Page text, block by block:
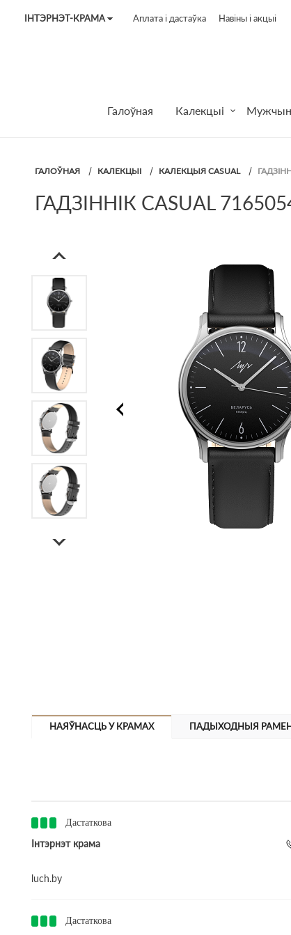
ІНТЭРНЭТ-КРАМА
Аплата і дастаўка Навіны і акцыі
Галоўная Калекцыі
ГАЛОЎНАЯ КАЛЕКЦЫІ КАЛЕКЦЫЯ CASUAL
ГАДЗІННІК CASUAL
НАЯЎНАСЦЬ У КРАМАХ ПАДЫХОДНЫЯ
Дастаткова
Інтэрнэт крама
luch.by
Дастаткова